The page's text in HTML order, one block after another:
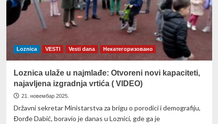
SELA
VIDEO)
Loznica VESTI Vesti dana Некатегоризовано
Loznica ulaže u najmlađe: Otvoreni novi kapaciteti,
najavljena izgradnja vrtića ( VIDEO)
21. новембар 2025.
Državni sekretar Ministarstva za brigu o porodici i demografiju,
Đorđe Dabić, boravio je danas u Loznici, gde ga je